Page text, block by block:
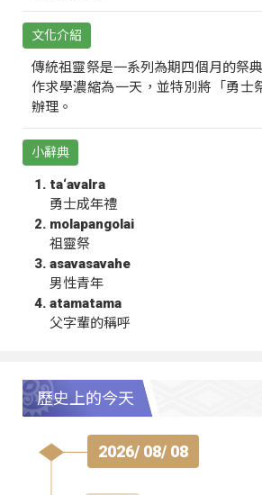
文化介紹
傳統祖靈祭是一系列為期四個月的祭
作求學濃縮為一天，並特別將「勇士
辦理。
小辭典
ta‘avalra
勇士成年禮
molapangolai
祖靈祭
asavasavahe
男性青年
atamatama
父字輩的稱呼
歷史上的今天
2026/ 08/ 08